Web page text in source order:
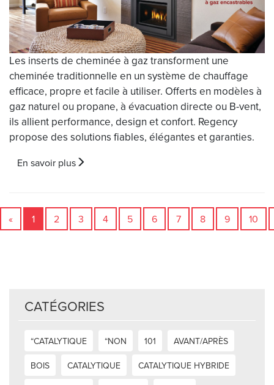
Les inserts de cheminée à gaz transforment une
cheminée traditionnelle en un système de chauffage
efficace, propre et facile à utiliser. Offerts en modèles à
gaz naturel ou propane, à évacuation directe ou B-vent,
ils allient performance, design et confort. Regency
propose des solutions fiables, élégantes et garanties.
En savoir plus
« 1 2 3 4 5 6 7 8 9 10
CATÉGORIES
“CATALYTIQUE “NON 101
AVANT/APRÈS
BOIS
CATALYTIQUE
CATALYTIQUE HYBRIDE